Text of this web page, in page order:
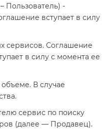
Пользователь) -
вступает в силу
сервисов. Соглашение
в силу с момента ее
В случае
сервис по поиску
(далее — Продавец).